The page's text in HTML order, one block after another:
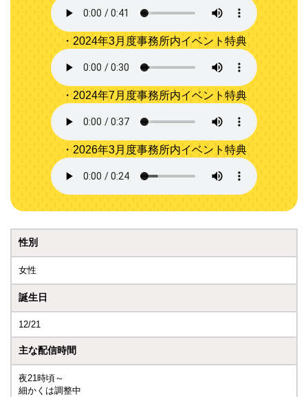
・2024年3月度事務所内イベント特典
・2024年7月度事務所内イベント特典
・2026年3月度事務所内イベント特典
性別
女性
誕生日
12/21
主な配信時間
夜21時頃～
細かくは調整中